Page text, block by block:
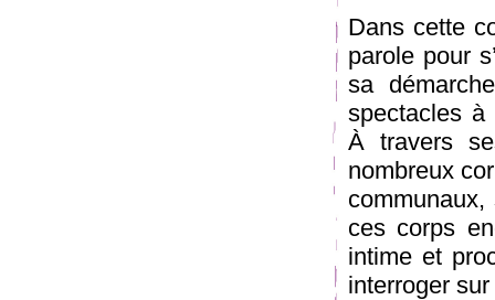
Dans cette
parole pour
sa
spectacles à
À travers
nombreux
ces corps
intime et
interroger